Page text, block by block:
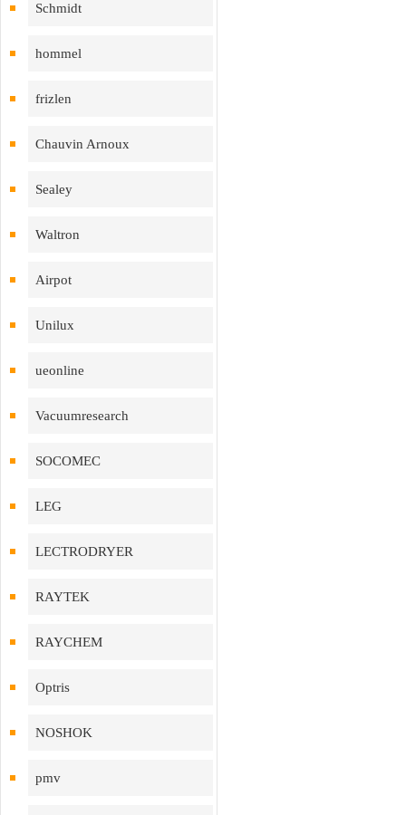
Schmidt
hommel
frizlen
Chauvin Arnoux
Sealey
Waltron
Airpot
Unilux
ueonline
Vacuumresearch
SOCOMEC
LEG
LECTRODRYER
RAYTEK
RAYCHEM
Optris
NOSHOK
pmv